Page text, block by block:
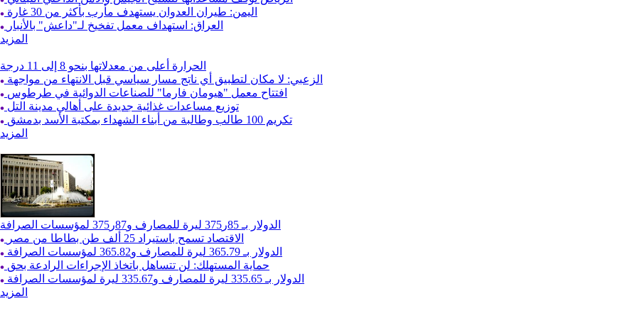
اليمن: طيران العدوان يستهدف مأرب بأكثر من 30 غارة
العراق: استهداف معمل تفخيخ لـ"داعش" بالأنبار
المزيد
الحرارة أعلى من معدلاتها بنحو 8 إلى 11 درجة
الزعبي: لا مكان لتطبيق أي ناتج مسار سياسي قبل الانتهاء من مواجهة
افتتاح معمل "هيومان فارما" للصناعات الدوائية في طرطوس
توزيع مساعدات غذائية جديدة على أهالي مدينة التل
تكريم 100 طالب وطالبة من أبناء الشهداء بمكتبة الأسد بدمشق
المزيد
الدولار بـ 85ر375 ليرة للمصارف و87ر375 لمؤسسات الصرافة
الاقتصاد تسمح باستيراد 25 ألف طن بطاطا من مصر
الدولار بـ 365.79 ليرة للمصارف و365.82 لمؤسسات الصرافة
حماية المستهلك: لن تتساهل باتخاذ الإجراءات الرادعة بحق
الدولار بـ 335.65 ليرة للمصارف و335.67 ليرة لمؤسسات الصرافة
المزيد